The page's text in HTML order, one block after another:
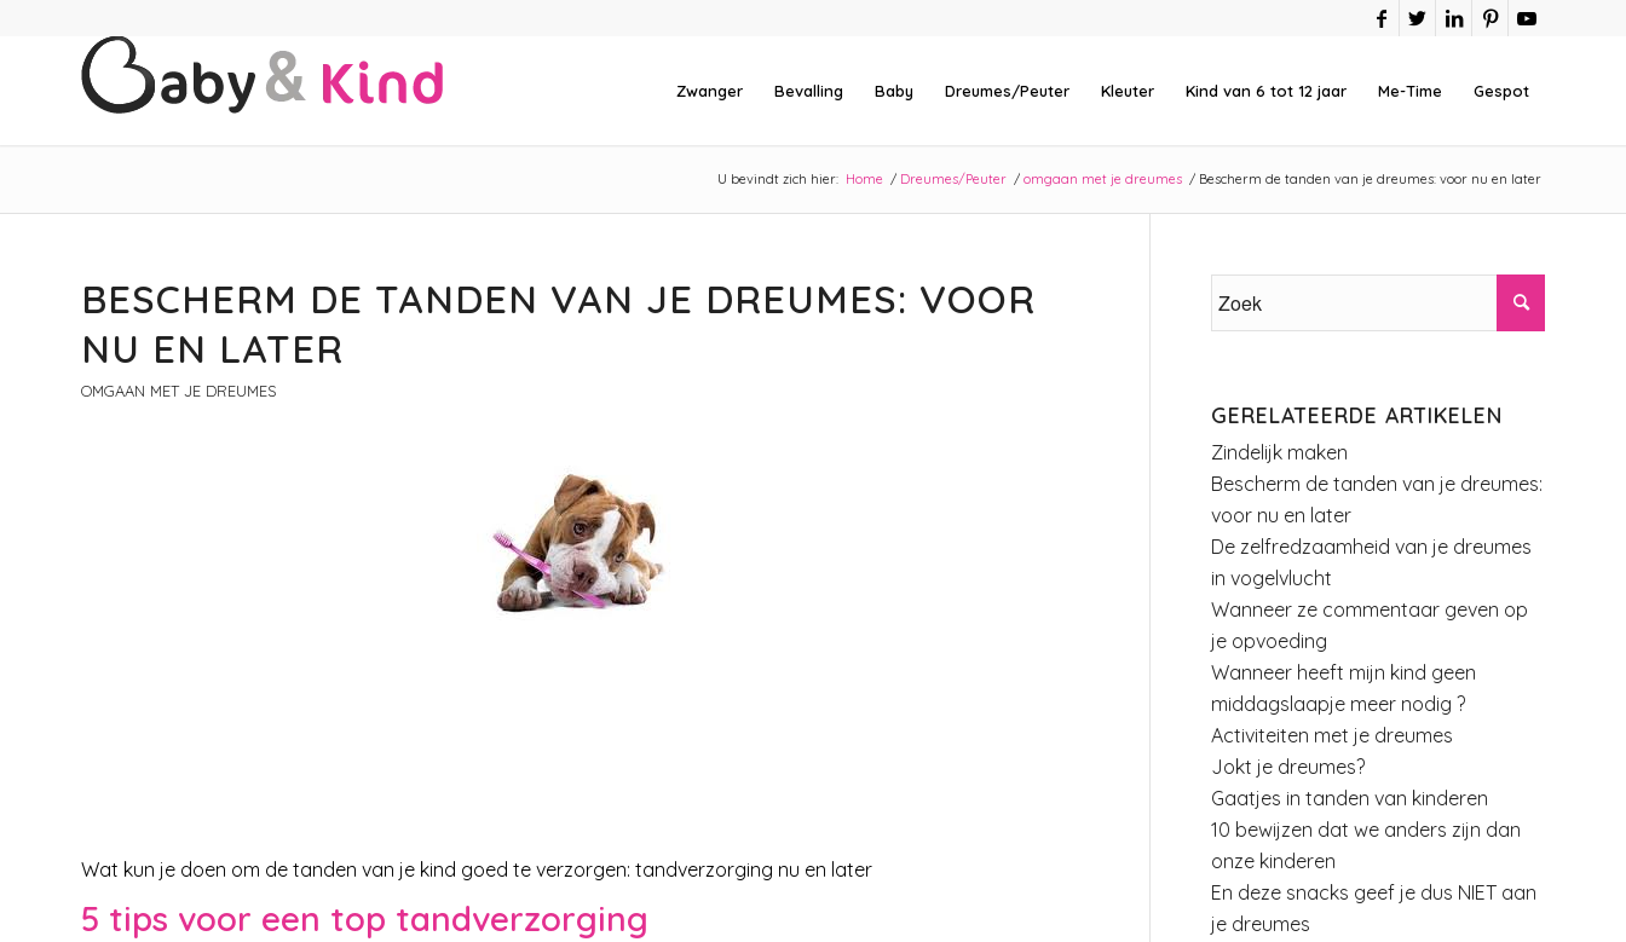
Zwanger Bevalling Baby Dreumes/Peuter Kleuter Kind van 6 tot 12 jaar Me-Time Gespot
U bevindt zich hier: Home / Dreumes/Peuter / omgaan met je dreumes / Bescherm de tanden van je dreumes: voor nu en later
BESCHERM DE TANDEN VAN JE DREUMES: VOOR
NU EN LATER
OMGAAN MET JE DREUMES
Wat kun je doen om de tanden van je kind goed te verzorgen: tandverzorging nu en later
5 tips voor een top tandverzorging
GERELATEERDE ARTIKELEN
Zindelijk maken
Bescherm de tanden van je dreumes:
voor nu en later
De zelfredzaamheid van je dreumes
in vogelvlucht
Wanneer ze commentaar geven op
je opvoeding
Wanneer heeft mijn kind geen
middagslaapje meer nodig ?
Activiteiten met je dreumes
Jokt je dreumes?
Gaatjes in tanden van kinderen
10 bewijzen dat we anders zijn dan
onze kinderen
En deze snacks geef je dus NIET aan
je dreumes